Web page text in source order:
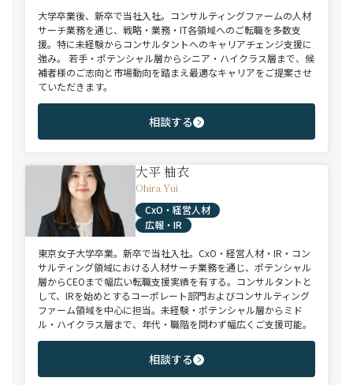
大学卒業後、新卒で当社入社。コンサルティングファームの人材
サーチ業務を通じ、戦略・業務・IT各領域へのご転職を多数支
援。特に未経験からコンサルタントへのキャリアチェンジ支援に
強み。 若手・ポテンシャル層からシニア・ハイクラス層まで、候
補者様のご志向と市場動向を踏まえ最適なキャリアをご提案させ
ていただきます。
相談する
大平 柚衣
Ohira Yui
CxO・経営人材
広報・IR
東京女子大学卒業。新卒で当社入社。CxO・経営人材・IR・コン
サルティング領域における人材サーチ業務を通じ、ポテンシャル
層からCEOまで幅広い転職支援実績を有する。コンサルタントと
して、IRを始めとするコーポレート部門およびコンサルティング
ファーム領域を中心に担当。未経験・ポテンシャル層からミド
ル・ハイクラス層まで、年代・職階を問わず幅広くご支援可能。
相談する